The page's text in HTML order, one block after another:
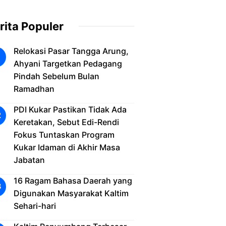
Populer
Relokasi Pasar Tangga Arung,
Ahyani Targetkan Pedagang
Pindah Sebelum Bulan
Ramadhan
PDI Kukar Pastikan Tidak Ada
Keretakan, Sebut Edi-Rendi
Fokus Tuntaskan Program
Kukar Idaman di Akhir Masa
Jabatan
16 Ragam Bahasa Daerah yang
Digunakan Masyarakat Kaltim
Sehari-hari